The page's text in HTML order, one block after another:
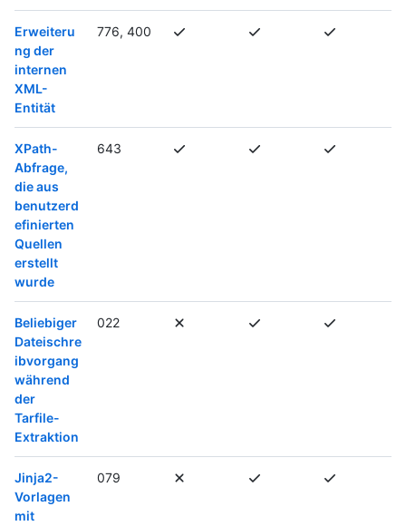
Erweiteru
ng der
internen
XML-
Entität
776, 400
XPath-
Abfrage,
die aus
benutzerd
efinierten
Quellen
erstellt
wurde
643
Beliebiger
Dateischre
ibvorgang
während
der
Tarfile-
Extraktion
022
Jinja2-
Vorlagen
mit
079